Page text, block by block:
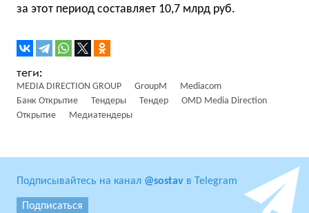
за этот период составляет 10,7 млрд руб.
MEDIA DIRECTION GROUP GroupM
Mediacom
Банк Открытие
Тендеры Тендер
OMD Media Direction
Открытие
Медиатендеры
Подписывайтесь на канал @sostav в Telegram
Подписаться